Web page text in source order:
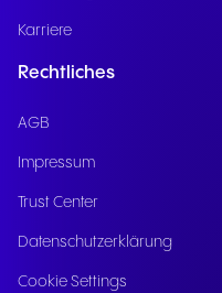
Karriere
Rechtliches
AGB
Impressum
Trust Center
Datenschutzerklärung
Cookie Settings